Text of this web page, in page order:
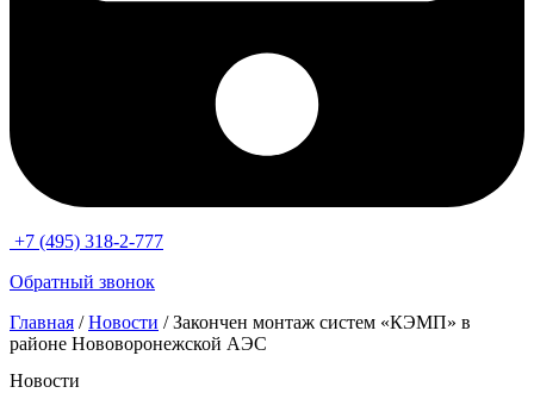
+7 (495) 318-2-777
Обратный звонок
Главная /Новости / Закончен монтаж систем «КЭМП» в
районе Нововоронежской АЭС
Новости